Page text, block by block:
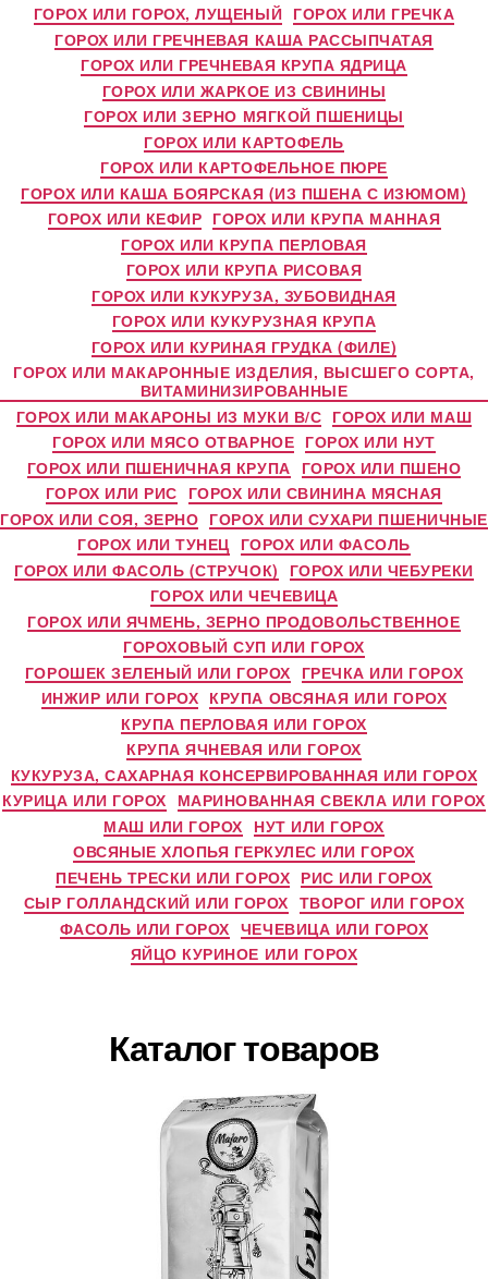
ГОРОХ ИЛИ ГОРОХ, ЛУЩЕНЫЙ ГОРОХ ИЛИ ГРЕЧКА
ГОРОХ ИЛИ ГРЕЧНЕВАЯ КАША РАССЫПЧАТАЯ
ГОРОХ ИЛИ ГРЕЧНЕВАЯ КРУПА ЯДРИЦА
ГОРОХ ИЛИ ЖАРКОЕ ИЗ СВИНИНЫ
ГОРОХ ИЛИ ЗЕРНО МЯГКОЙ ПШЕНИЦЫ
ГОРОХ ИЛИ КАРТОФЕЛЬ
ГОРОХ ИЛИ КАРТОФЕЛЬНОЕ ПЮРЕ
ГОРОХ ИЛИ КАША БОЯРСКАЯ (ИЗ ПШЕНА С ИЗЮМОМ)
ГОРОХ ИЛИ КЕФИР ГОРОХ ИЛИ КРУПА МАННАЯ
ГОРОХ ИЛИ КРУПА ПЕРЛОВАЯ
ГОРОХ ИЛИ КРУПА РИСОВАЯ
ГОРОХ ИЛИ КУКУРУЗА, ЗУБОВИДНАЯ
ГОРОХ ИЛИ КУКУРУЗНАЯ КРУПА
ГОРОХ ИЛИ КУРИНАЯ ГРУДКА (ФИЛЕ)
ГОРОХ ИЛИ МАКАРОННЫЕ ИЗДЕЛИЯ, ВЫСШЕГО СОРТА,
ВИТАМИНИЗИРОВАННЫЕ
ГОРОХ ИЛИ МАКАРОНЫ ИЗ МУКИ В/С ГОРОХ ИЛИ МАШ
ГОРОХ ИЛИ МЯСО ОТВАРНОЕ ГОРОХ ИЛИ НУТ
ГОРОХ ИЛИ ПШЕНИЧНАЯ КРУПА ГОРОХ ИЛИ ПШЕНО
ГОРОХ ИЛИ РИС ГОРОХ ИЛИ СВИНИНА МЯСНАЯ
ГОРОХ ИЛИ СОЯ, ЗЕРНО ГОРОХ ИЛИ СУХАРИ ПШЕНИЧНЫЕ
ГОРОХ ИЛИ ТУНЕЦ ГОРОХ ИЛИ ФАСОЛЬ
ГОРОХ ИЛИ ФАСОЛЬ (СТРУЧОК)
ГОРОХ ИЛИ ЧЕБУРЕКИ
ГОРОХ ИЛИ ЧЕЧЕВИЦА
ГОРОХ ИЛИ ЯЧМЕНЬ, ЗЕРНО ПРОДОВОЛЬСТВЕННОЕ
ГОРОХОВЫЙ СУП ИЛИ ГОРОХ
ГОРОШЕК ЗЕЛЕНЫЙ ИЛИ ГОРОХ ГРЕЧКА ИЛИ ГОРОХ
ИНЖИР ИЛИ ГОРОХ КРУПА ОВСЯНАЯ ИЛИ ГОРОХ
КРУПА ПЕРЛОВАЯ ИЛИ ГОРОХ
КРУПА ЯЧНЕВАЯ ИЛИ ГОРОХ
КУКУРУЗА, САХАРНАЯ КОНСЕРВИРОВАННАЯ ИЛИ ГОРОХ
КУРИЦА ИЛИ ГОРОХ МАРИНОВАННАЯ СВЕКЛА ИЛИ ГОРОХ
МАШ ИЛИ ГОРОХ НУТ ИЛИ ГОРОХ
ОВСЯНЫЕ ХЛОПЬЯ ГЕРКУЛЕС ИЛИ ГОРОХ
ПЕЧЕНЬ ТРЕСКИ ИЛИ ГОРОХ РИС ИЛИ ГОРОХ
СЫР ГОЛЛАНДСКИЙ ИЛИ ГОРОХ ТВОРОГ ИЛИ ГОРОХ
ФАСОЛЬ ИЛИ ГОРОХ ЧЕЧЕВИЦА ИЛИ ГОРОХ
ЯЙЦО КУРИНОЕ ИЛИ ГОРОХ
Каталог товаров